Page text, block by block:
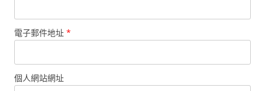
電子郵件地址 *
個人網站網址